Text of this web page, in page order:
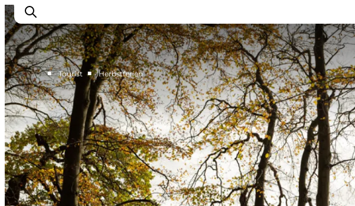
Natur und Outdoor
Familienurlaub
Kultur
Gastronomie
Urlaubsplaner
■ Tourist ■ Herbstferien